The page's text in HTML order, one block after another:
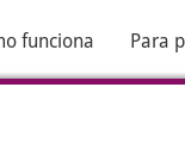
funciona Para